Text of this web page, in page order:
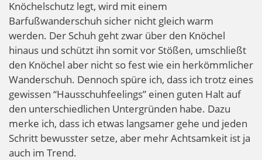
Knöchelschutz legt, wird mit einem
Barfußwanderschuh sicher nicht gleich warm
werden. Der Schuh geht zwar über den Knöchel
hinaus und schützt ihn somit vor Stößen, umschließt
den Knöchel aber nicht so fest wie ein herkömmlicher
Wanderschuh. Dennoch spüre ich, dass ich trotz eines
gewissen “Hausschuhfeelings” einen guten Halt auf
den unterschiedlichen Untergründen habe. Dazu
merke ich, dass ich etwas langsamer gehe und jeden
Schritt bewusster setze, aber mehr Achtsamkeit ist ja
auch im Trend.